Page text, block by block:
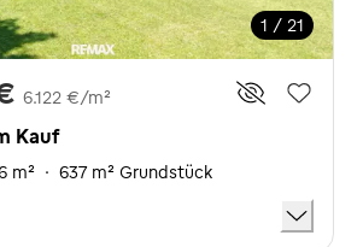
1 / 21
6.122 €/m²
Kauf
m² · 637 m² Grundstück